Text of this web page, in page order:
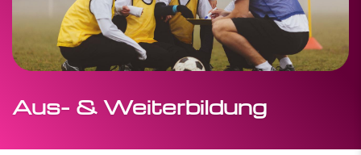
Aus- & Weiterbildung
MSJ-Bildung
Bildungstermine